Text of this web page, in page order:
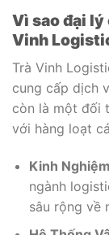
Vì sao đại lý
Vinh
Trà Vinh
cung cấp dịch
còn là một đối
với hàng loạt
Kinh
ngành
sâu rộng về